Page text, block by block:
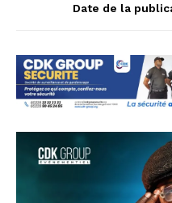
Date de la